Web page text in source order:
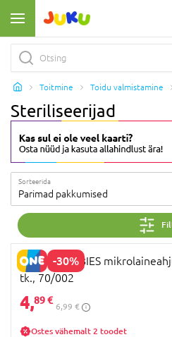
Toitmine Toidu valmistamine
Steriliseerijad
Sorteerida
Parimad pakkumised
-30%
CANPOL BABIES
tk., 70/002
4,89 €
6,99 €
Ostes vähemalt 2 toodet